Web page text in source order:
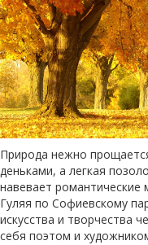
Природа нежно
деньками, а легкая
навевает романтические
Гуляя по Софиевскому
искусства и творчества
себя поэтом и